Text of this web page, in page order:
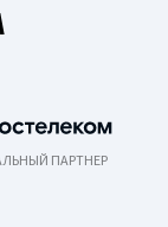
ПАРТНЕР